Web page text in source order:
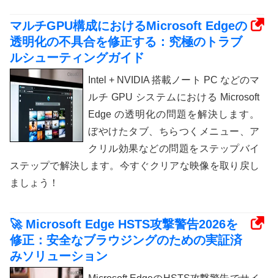
マルチGPU構成におけるMicrosoft Edgeの
透明化の不具合を修正する：究極のトラブ
ルシューティングガイド
Intel + NVIDIA 搭載ノート PC などのマ
ルチ GPU システムにおける Microsoft
Edge の透明化の問題を解決します。
ぼやけたタブ、ちらつくメニュー、ア
クリル効果などの問題をステップバイ
ステップで解決します。今すぐクリアな映像を取り戻し
ましょう！
🚀 Microsoft Edge HSTS攻撃警告2026を
修正：安全なブラウジングのための実証済
みソリューション